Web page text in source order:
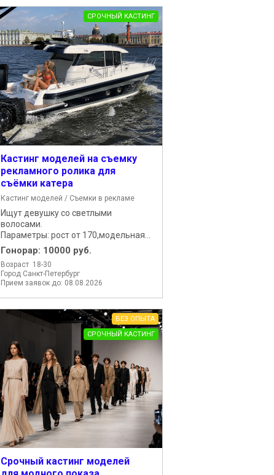
СРОЧНЫЙ КАСТИНГ
Кастинг моделей на съемку
рекламного ролика для
съёмки катера
Кастинг моделей / Съемки в рекламе
Ищут девушку со светлыми
волосами.
Параметры: рост от 170,модельная...
Гонорар: 10000 руб.
Возраст 18-30
Город Санкт-Петербург
Прием заявок до: 08.08.2026
БЕЗ ОПЫТА
СРОЧНЫЙ КАСТИНГ
Срочный кастинг моделей